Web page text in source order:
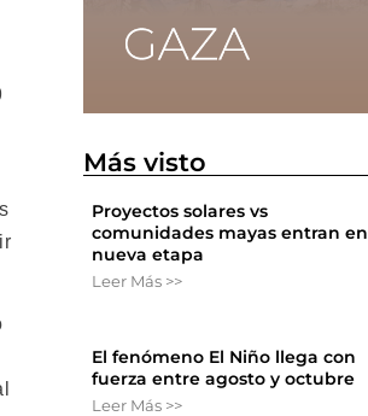
Más visto
Proyectos solares vs
comunidades mayas entran en
nueva etapa
Leer Más >>
El fenómeno El Niño llega con
fuerza entre agosto y octubre
Leer Más >>